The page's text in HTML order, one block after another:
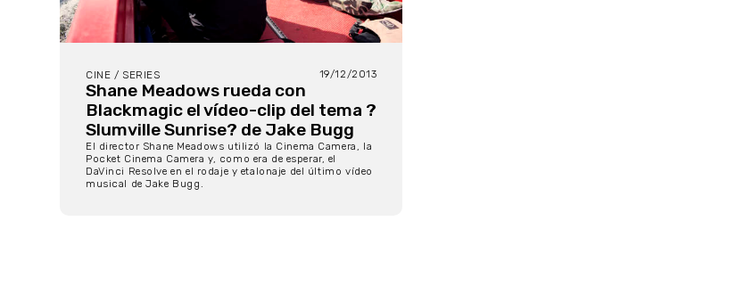
CINE / SERIES 19/12/2013
Shane Meadows rueda con
Blackmagic el vídeo-clip del tema ?
Slumville Sunrise? de Jake Bugg
El director Shane Meadows utilizó la Cinema Camera, la
Pocket Cinema Camera y, como era de esperar, el
DaVinci Resolve en el rodaje y etalonaje del último vídeo
musical de Jake Bugg.